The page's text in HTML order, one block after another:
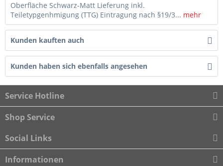
Oberfläche Schwarz-Matt Lieferung inkl.
Teiletypgenhmigung (TTG) Eintragung nach §19/3... mehr
Kunden kauften auch
Kunden haben sich ebenfalls angesehen
Service Hotline
Shop Service
Social Links
Informationen